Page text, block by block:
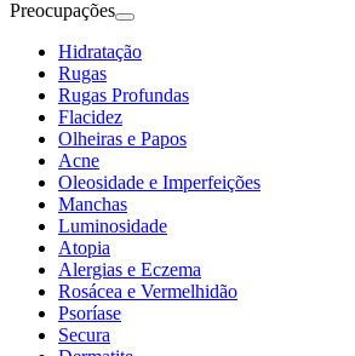
Preocupações
Hidratação
Rugas
Rugas Profundas
Flacidez
Olheiras e Papos
Acne
Oleosidade e Imperfeições
Manchas
Luminosidade
Atopia
Alergias e Eczema
Rosácea e Vermelhidão
Psoríase
Secura